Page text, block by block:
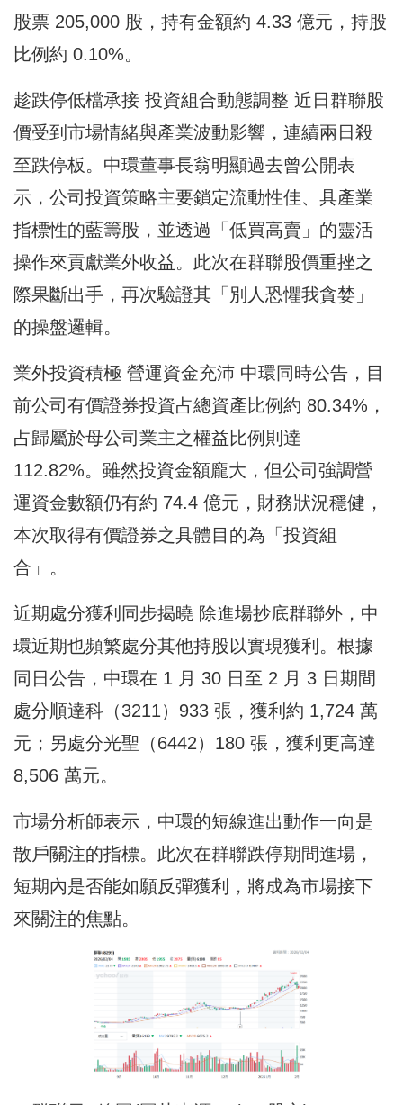
股票 205,000 股，持有金額約 4.33 億元，持股
比例約 0.10%。
趁跌停低檔承接 投資組合動態調整 近日群聯股
價受到市場情緒與產業波動影響，連續兩日殺
至跌停板。中環董事長翁明顯過去曾公開表
示，公司投資策略主要鎖定流動性佳、具產業
指標性的藍籌股，並透過「低買高賣」的靈活
操作來貢獻業外收益。此次在群聯股價重挫之
際果斷出手，再次驗證其「別人恐懼我貪婪」
的操盤邏輯。
業外投資積極 營運資金充沛 中環同時公告，目
前公司有價證券投資占總資產比例約 80.34%，
占歸屬於母公司業主之權益比例則達
112.82%。雖然投資金額龐大，但公司強調營
運資金數額仍有約 74.4 億元，財務狀況穩健，
本次取得有價證券之具體目的為「投資組
合」。
近期處分獲利同步揭曉 除進場抄底群聯外，中
環近期也頻繁處分其他持股以實現獲利。根據
同日公告，中環在 1 月 30 日至 2 月 3 日期間
處分順達科（3211）933 張，獲利約 1,724 萬
元；另處分光聖（6442）180 張，獲利更高達
8,506 萬元。
市場分析師表示，中環的短線進出動作一向是
散戶關注的指標。此次在群聯跌停期間進場，
短期內是否能如願反彈獲利，將成為市場接下
來關注的焦點。